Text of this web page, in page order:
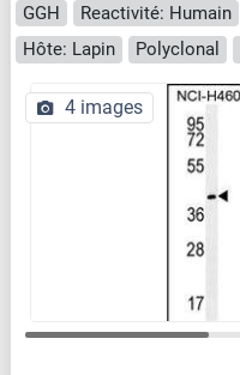
GGH Reactivité: Humain
Hôte: Lapin
Polyclonal
4 images